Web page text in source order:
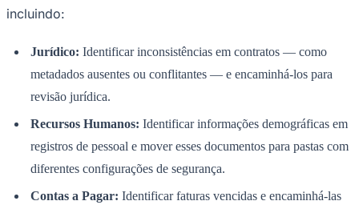
incluindo:
Jurídico: Identificar inconsistências em contratos — como
metadados ausentes ou conflitantes — e encaminhá-los para
revisão jurídica.
Recursos Humanos: Identificar informações demográficas em
registros de pessoal e mover esses documentos para pastas com
diferentes configurações de segurança.
Contas a Pagar: Identificar faturas vencidas e encaminhá-las